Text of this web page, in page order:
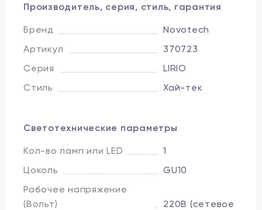
Производитель, серия, стиль, гарантия
Бренд
Novotech
Артикул
370723
Серия
LIRIO
Стиль
Хай-тек
Светотехнические параметры
Кол-во ламп или LED
1
Цоколь
GU10
Рабочее напряжение
(Вольт)
220В (сетевое